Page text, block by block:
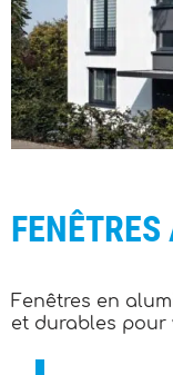
FENÊTRES
Fenêtres en
et durables pour